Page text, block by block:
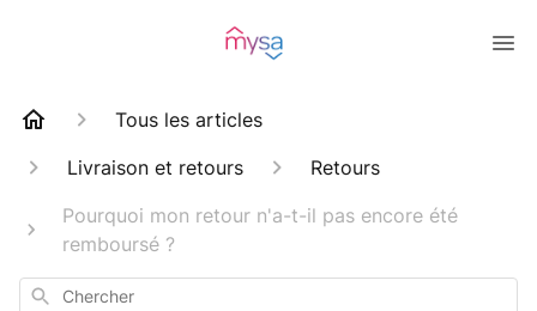
Tous les articles
Livraison et retours
Retours
Pourquoi mon retour n'a-t-il pas encore été
remboursé ?
Chercher